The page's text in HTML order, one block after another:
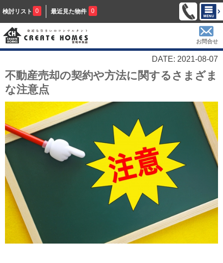
検討リスト 0 最近見た物件 0
お問合せ
DATE: 2021-08-07
不動産売却の契約や方法に関するさまざま
な注意点